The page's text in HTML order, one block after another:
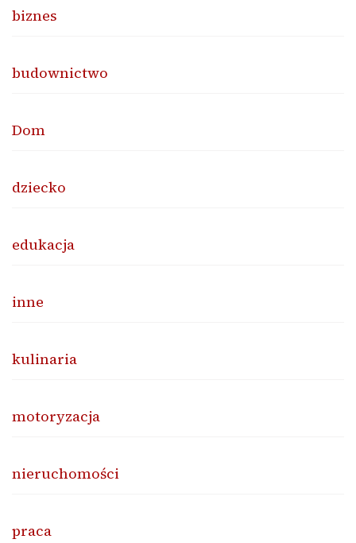
biznes
budownictwo
Dom
dziecko
edukacja
inne
kulinaria
motoryzacja
nieruchomości
praca